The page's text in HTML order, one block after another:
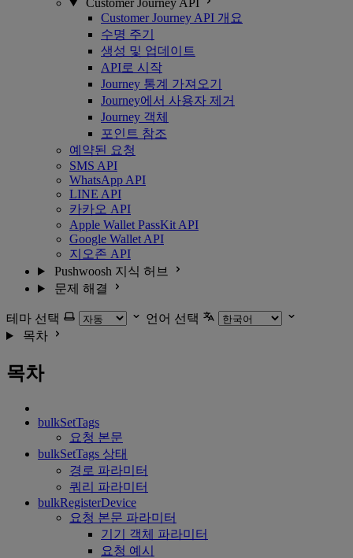
Customer Journey API
Customer Journey API 개요
수명 주기
생성 및 업데이트
API로 시작
Journey 통계 가져오기
Journey에서 사용자 제거
Journey 객체
포인트 참조
예약된 요청
SMS API
WhatsApp API
LINE API
카카오 API
Apple Wallet PassKit API
Google Wallet API
지오존 API
Pushwoosh 지식 허브
문제 해결
테마 선택
언어 선택
목차
목차
bulkSetTags
요청 본문
bulkSetTags 상태
경로 파라미터
쿼리 파라미터
bulkRegisterDevice
요청 본문 파라미터
기기 객체 파라미터
요청 예시